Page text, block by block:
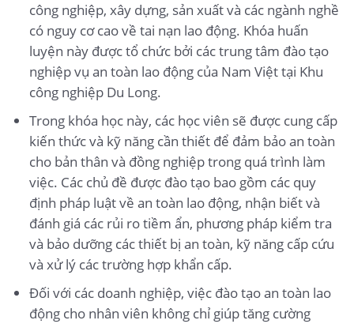
công nghiệp, xây dựng, sản xuất và các ngành nghề
có nguy cơ cao về tai nạn lao động. Khóa huấn
luyện này được tổ chức bởi các trung tâm đào tạo
nghiệp vụ an toàn lao động của Nam Việt tại Khu
công nghiệp Du Long.
Trong khóa học này, các học viên sẽ được cung cấp
kiến thức và kỹ năng cần thiết để đảm bảo an toàn
cho bản thân và đồng nghiệp trong quá trình làm
việc. Các chủ đề được đào tạo bao gồm các quy
định pháp luật về an toàn lao động, nhận biết và
đánh giá các rủi ro tiềm ẩn, phương pháp kiểm tra
và bảo dưỡng các thiết bị an toàn, kỹ năng cấp cứu
và xử lý các trường hợp khẩn cấp.
Đối với các doanh nghiệp, việc đào tạo an toàn lao
động cho nhân viên không chỉ giúp tăng cường